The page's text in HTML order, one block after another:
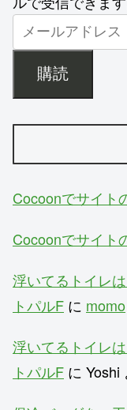
購読
Cocoonでサイト
Cocoonでサイト
浮いてるトイレ
トパルF に momo
浮いてるトイレ
トパルF に Yoshi